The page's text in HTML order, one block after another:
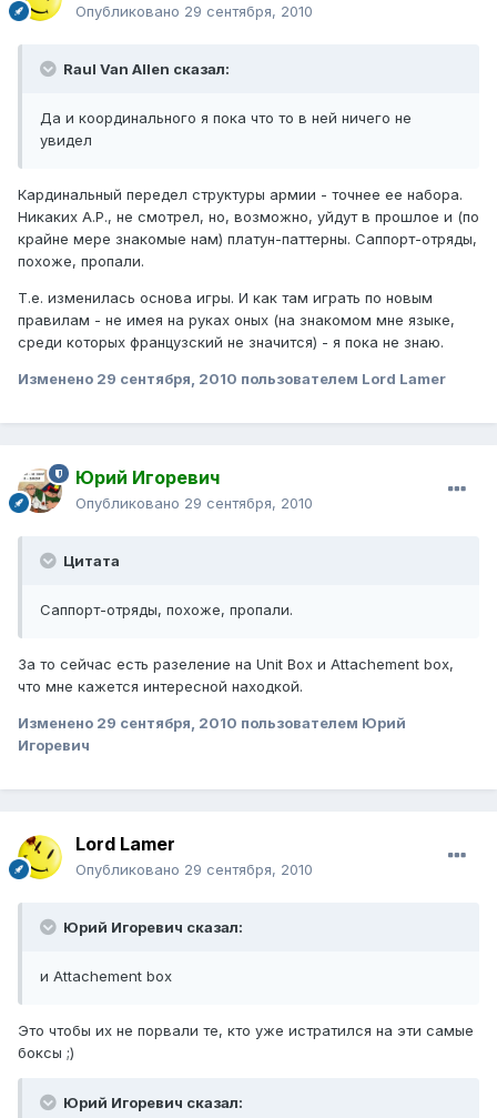
Опубликовано 29 сентября, 2010
Raul Van Allen сказал:
Да и координального я пока что то в ней ничего не
увидел
Кардинальный передел структуры армии - точнее ее набора.
Никаких A.P., не смотрел, но, возможно, уйдут в прошлое и (по
крайне мере знакомые нам) платун-паттерны. Саппорт-отряды,
похоже, пропали.
Т.е. изменилась основа игры. И как там играть по новым
правилам - не имея на руках оных (на знакомом мне языке,
среди которых французский не значится) - я пока не знаю.
Изменено 29 сентября, 2010 пользователем Lord Lamer
Юрий Игоревич
Опубликовано 29 сентября, 2010
Цитата
Саппорт-отряды, похоже, пропали.
За то сейчас есть разеление на Unit Box и Аttachement box,
что мне кажется интересной находкой.
Изменено 29 сентября, 2010 пользователем Юрий
Игоревич
Lord Lamer
Опубликовано 29 сентября, 2010
Юрий Игоревич сказал:
и Аttachement box
Это чтобы их не порвали те, кто уже истратился на эти самые
боксы ;)
Юрий Игоревич сказал: